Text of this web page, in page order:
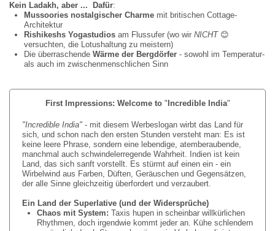
Kein Ladakh, aber ... Dafür:
Mussoories nostalgischer Charme mit britischen Cottage-
Architektur
Rishikeshs Yogastudios am Flussufer (wo wir NICHT 😊
versuchten, die Lotushaltung zu meistern)
Die überraschende Wärme der Bergdörfer - sowohl im Temperatur-
als auch im zwischenmenschlichen Sinn
First Impressions: Welcome to " Incredible India"
"Incredible India" - mit diesem Werbeslogan wirbt das Land für
sich, und schon nach den ersten Stunden versteht man: Es ist
keine leere Phrase, sondern eine lebendige, atemberaubende,
manchmal auch schwindelerregende Wahrheit. Indien ist kein
Land, das sich sanft vorstellt. Es stürmt auf einen ein - ein
Wirbelwind aus Farben, Düften, Geräuschen und Gegensätzen,
der alle Sinne gleichzeitig überfordert und verzaubert.
Ein Land der Superlative (und der Widersprüche)
Chaos mit System: Taxis hupen in scheinbar willkürlichen
Rhythmen, doch irgendwie kommt jeder an. Kühe schlendern